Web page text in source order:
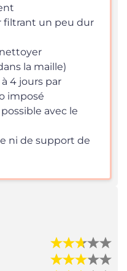
filtrant un peu dur
la maille)
4 jours par
imposé
avec le
ni de support de